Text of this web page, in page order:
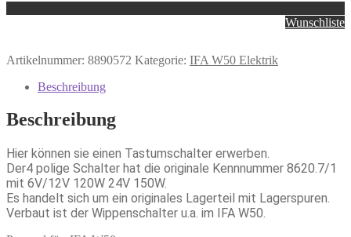
Wunschliste
Artikelnummer: 8890572 Kategorie: IFA W50 Elektrik
Beschreibung
Beschreibung
Hier können sie einen Tastumschalter erwerben.
Der4 polige Schalter hat die originale Kennnummer 8620.7/1
mit 6V/12V 120W 24V 150W.
Es handelt sich um ein originales Lagerteil mit Lagerspuren.
Verbaut ist der Wippenschalter u.a. im IFA W50.